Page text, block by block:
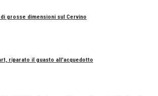
di grosse dimensioni sul Cervino
riparato il guasto all'acquedotto